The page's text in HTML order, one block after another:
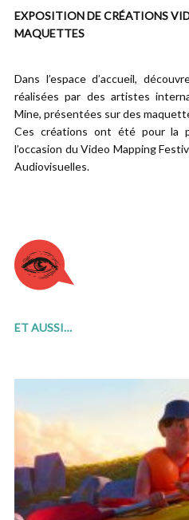
EXPOSITION DE CRÉATIONS
MAQUETTES
Dans l’espace d’accueil,
réalisées par des artistes
Mine, présentées sur des
Ces créations ont été pour la
l’occasion du Video Mapping
Audiovisuelles.
ET AUSSI…